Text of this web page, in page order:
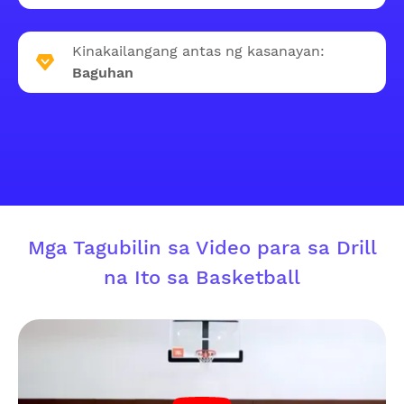
Kinakailangang antas ng kasanayan:
Baguhan
Mga Tagubilin sa Video para sa Drill
na Ito sa Basketball